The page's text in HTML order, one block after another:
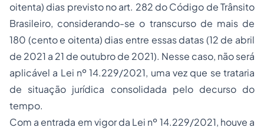
oitenta) dias previsto no art. 282 do Código de Trânsito
Brasileiro, considerando-se o transcurso de mais de
180 (cento e oitenta) dias entre essas datas (12 de abril
de 2021 a 21 de outubro de 2021). Nesse caso, não será
aplicável a Lei nº 14.229/2021, uma vez que se trataria
de situação jurídica consolidada pelo decurso do
tempo.
Com a entrada em vigor da Lei nº 14.229/2021, houve a